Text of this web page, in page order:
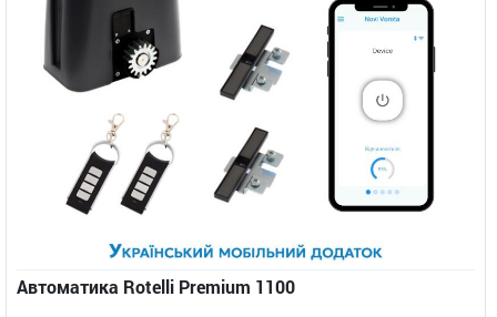
Автоматика Rotelli Premium 1100